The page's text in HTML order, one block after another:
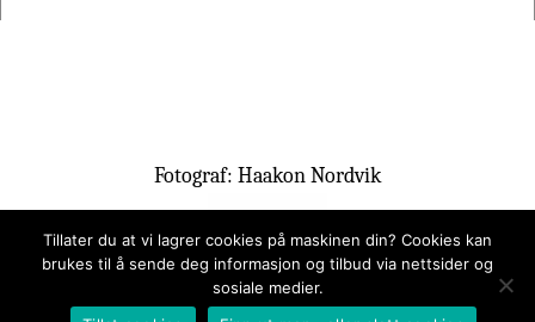
Fotograf: Haakon Nordvik
Tillater du at vi lagrer cookies på maskinen din? Cookies kan
brukes til å sende deg informasjon og tilbud via nettsider og
sosiale medier.